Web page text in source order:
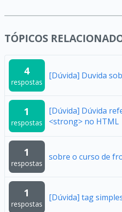
TÓPICOS
4
respostas
[Dúvida] Duvida
1
respostas
[Dúvida] Dúvida
<strong> no HTML
1
respostas
sobre o curso de
1
respostas
[Dúvida] tag